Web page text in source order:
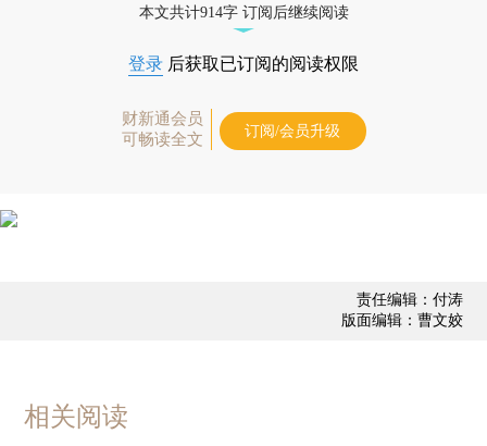
本文共计914字 订阅后继续阅读
登录 后获取已订阅的阅读权限
财新通会员
可畅读全文
订阅/会员升级
责任编辑：付涛
版面编辑：曹文姣
相关阅读